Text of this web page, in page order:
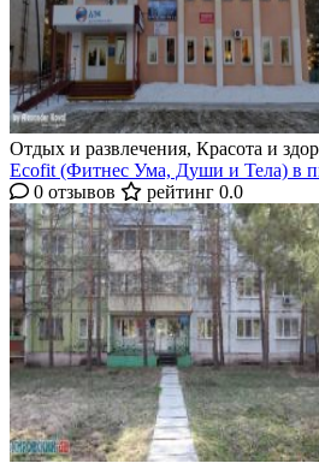
Отдых и развлечения, Красота и
Ecofit (Фитнес Ума, Души и Тела) в
0 отзывов
рейтинг 0.0